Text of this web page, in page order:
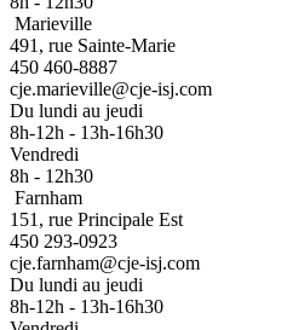
Marieville
491, rue Sainte-Marie
450 460-8887
cje.marieville@cje-isj.com
Du lundi au jeudi
8h-12h - 13h-16h30
Vendredi
8h - 12h30
Farnham
151, rue Principale Est
450 293-0923
cje.farnham@cje-isj.com
Du lundi au jeudi
8h-12h - 13h-16h30